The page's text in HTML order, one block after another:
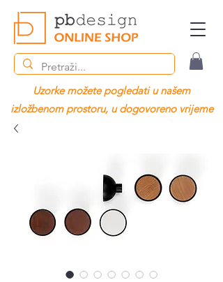
Uzorke možete pogledati u našem
izložbenom prostoru, u dogovoreno vrijeme